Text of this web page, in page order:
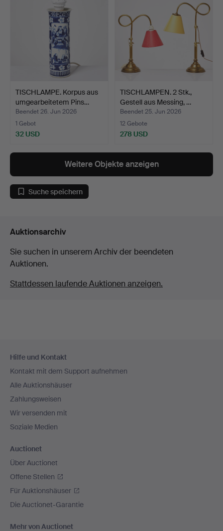
TISCHLAMPE. Korpus aus
umgearbeitetem Pins…
Beendet 26. Jun 2026
1 Gebot
32 USD
TISCHLAMPEN. 2 Stk.,
Gestell aus Messing, …
Beendet 25. Jun 2026
12 Gebote
278 USD
Weitere Objekte anzeigen
Suche speichern
Auktionsarchiv
Sie suchen in unserem Archiv der beendeten
Auktionen.
Stattdessen laufende Auktionen anzeigen.
Navigation
Hilfe und Kontakt
Kontakt mit dem Support aufnehmen
Alle Auktionshäuser
Zahlungsweisen
Wir versenden mit
Soziale Medien
Auctionet
Über Auctionet
Offene Stellen
Für Auktionshäuser
Die Auctionet-Garantie
Mehr von Auctionet